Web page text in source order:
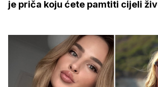
je priča koju ćete pamtiti cijeli